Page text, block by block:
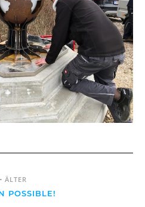
ÄLTER
POSSIBLE!